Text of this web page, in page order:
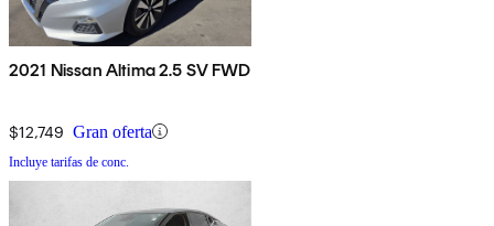
2021 Nissan Altima 2.5 SV FWD
$12,749 Gran oferta
Incluye tarifas de conc.